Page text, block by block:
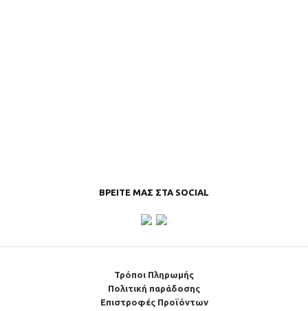
ΒΡΕΊΤΕ ΜΑΣ ΣΤΑ SOCIAL
Τρόποι Πληρωμής
Πολιτική παράδοσης
Επιστροφές Προϊόντων